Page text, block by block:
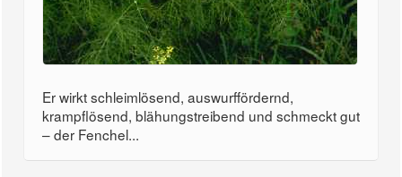
Er wirkt schleimlösend, auswurffördernd,
krampflösend, blähungstreibend und schmeckt gut
– der Fenchel...